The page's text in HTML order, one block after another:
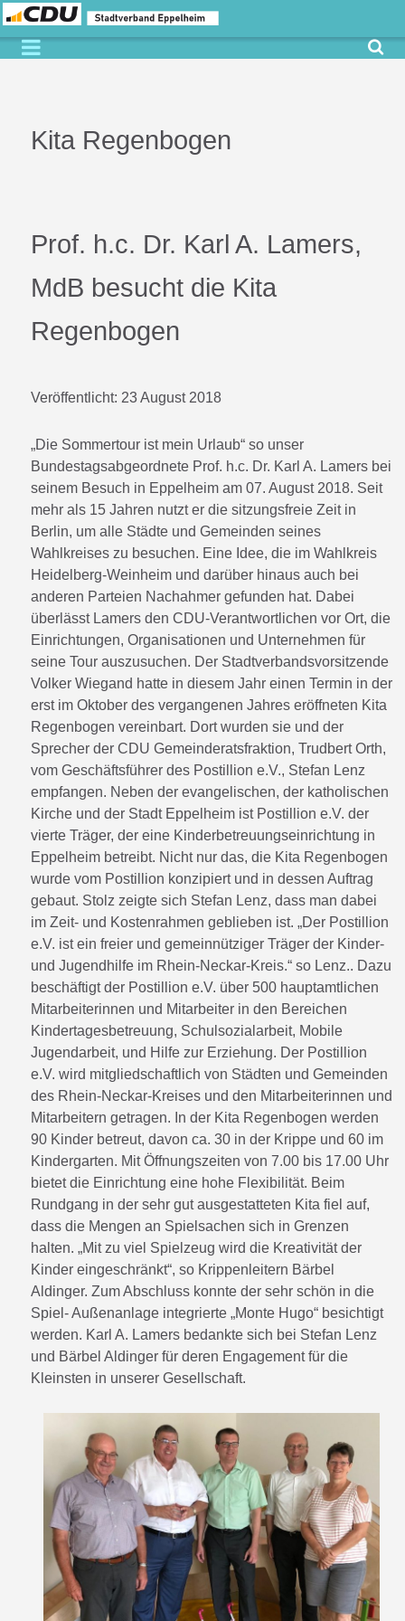
Kita Regenbogen
Prof. h.c. Dr. Karl A. Lamers,
MdB besucht die Kita
Regenbogen
Veröffentlicht: 23 August 2018
„Die Sommertour ist mein Urlaub“ so unser
Bundestagsabgeordnete Prof. h.c. Dr. Karl A. Lamers bei
seinem Besuch in Eppelheim am 07. August 2018. Seit
mehr als 15 Jahren nutzt er die sitzungsfreie Zeit in
Berlin, um alle Städte und Gemeinden seines
Wahlkreises zu besuchen. Eine Idee, die im Wahlkreis
Heidelberg-Weinheim und darüber hinaus auch bei
anderen Parteien Nachahmer gefunden hat. Dabei
überlässt Lamers den CDU-Verantwortlichen vor Ort, die
Einrichtungen, Organisationen und Unternehmen für
seine Tour auszusuchen. Der Stadtverbandsvorsitzende
Volker Wiegand hatte in diesem Jahr einen Termin in der
erst im Oktober des vergangenen Jahres eröffneten Kita
Regenbogen vereinbart. Dort wurden sie und der
Sprecher der CDU Gemeinderatsfraktion, Trudbert Orth,
vom Geschäftsführer des Postillion e.V., Stefan Lenz
empfangen. Neben der evangelischen, der katholischen
Kirche und der Stadt Eppelheim ist Postillion e.V. der
vierte Träger, der eine Kinderbetreuungseinrichtung in
Eppelheim betreibt. Nicht nur das, die Kita Regenbogen
wurde vom Postillion konzipiert und in dessen Auftrag
gebaut. Stolz zeigte sich Stefan Lenz, dass man dabei
im Zeit- und Kostenrahmen geblieben ist. „Der Postillion
e.V. ist ein freier und gemeinnütziger Träger der Kinder-
und Jugendhilfe im Rhein-Neckar-Kreis.“ so Lenz.. Dazu
beschäftigt der Postillion e.V. über 500 hauptamtlichen
Mitarbeiterinnen und Mitarbeiter in den Bereichen
Kindertagesbetreuung, Schulsozialarbeit, Mobile
Jugendarbeit, und Hilfe zur Erziehung. Der Postillion
e.V. wird mitgliedschaftlich von Städten und Gemeinden
des Rhein-Neckar-Kreises und den Mitarbeiterinnen und
Mitarbeitern getragen. In der Kita Regenbogen werden
90 Kinder betreut, davon ca. 30 in der Krippe und 60 im
Kindergarten. Mit Öffnungszeiten von 7.00 bis 17.00 Uhr
bietet die Einrichtung eine hohe Flexibilität. Beim
Rundgang in der sehr gut ausgestatteten Kita fiel auf,
dass die Mengen an Spielsachen sich in Grenzen
halten. „Mit zu viel Spielzeug wird die Kreativität der
Kinder eingeschränkt“, so Krippenleitern Bärbel
Aldinger. Zum Abschluss konnte der sehr schön in die
Spiel- Außenanlage integrierte „Monte Hugo“ besichtigt
werden. Karl A. Lamers bedankte sich bei Stefan Lenz
und Bärbel Aldinger für deren Engagement für die
Kleinsten in unserer Gesellschaft.